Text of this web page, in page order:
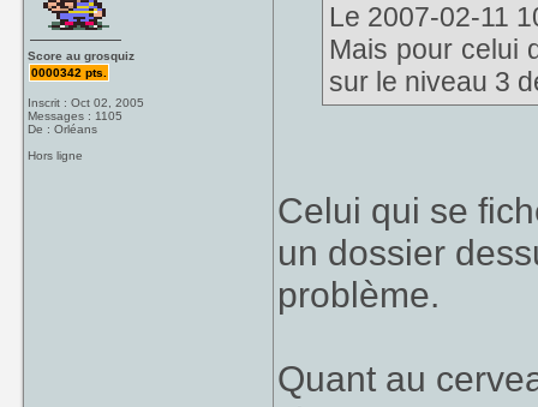
Score au grosquiz
0000342 pts.
Inscrit : Oct 02, 2005
Messages : 1105
De : Orléans
Hors ligne
Le 2007-02-11
Mais pour celui
sur le niveau 3
Celui qui se
un dossier
problème.
Quant au